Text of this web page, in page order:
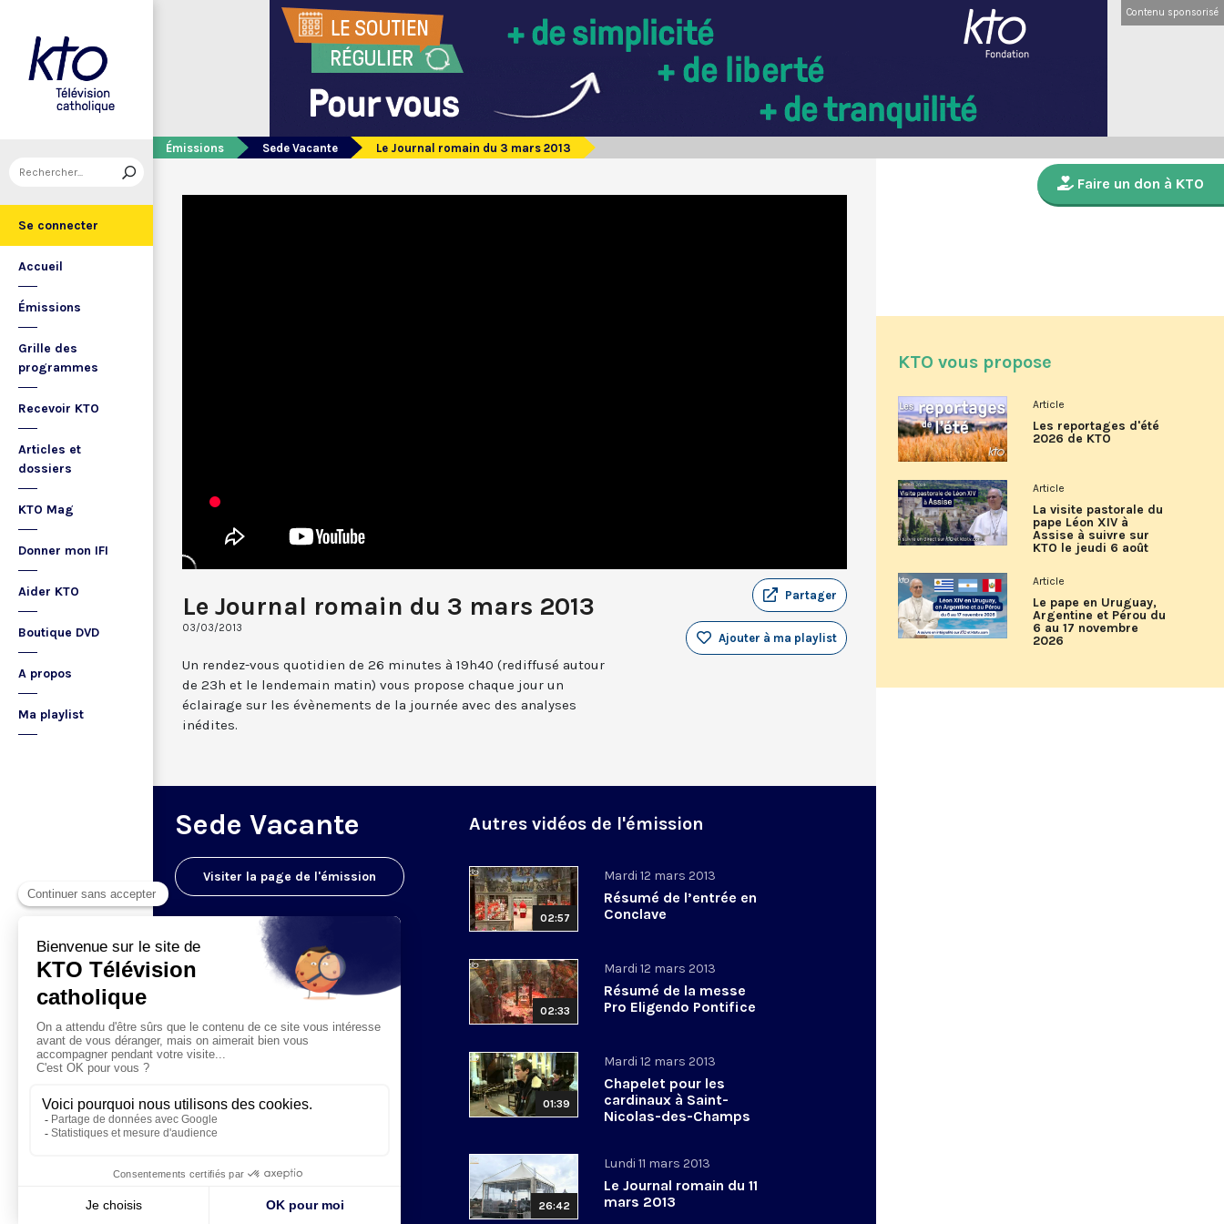
Se connecter
Accueil
Émissions
Grille des
programmes
Recevoir KTO
Articles et
dossiers
KTO Mag
Donner mon IFI
Aider KTO
Boutique DVD
A propos
Ma playlist
Contenu sponsorisé
Émissions Sede Vacante Le Journal romain du 3 mars 2013
Le Journal romain du 3 mars 2013
03/03/2013
Partager
Ajouter à ma playlist
Un rendez-vous quotidien de 26 minutes à 19h40 (rediffusé autour
de 23h et le lendemain matin) vous propose chaque jour un
éclairage sur les évènements de la journée avec des analyses
inédites.
Sede Vacante
Visiter la page de l'émission
Autres vidéos de l'émission
02:57
Mardi 12 mars 2013
Résumé de l’entrée en
Conclave
02:33
Mardi 12 mars 2013
Résumé de la messe
Pro Eligendo Pontifice
01:39
Mardi 12 mars 2013
Chapelet pour les
cardinaux à Saint-
Nicolas-des-Champs
26:42
Lundi 11 mars 2013
Le Journal romain du 11
mars 2013
Faire un don à KTO
KTO vous propose
Article
Les reportages d'été
2026 de KTO
Article
La visite pastorale du
pape Léon XIV à
Assise à suivre sur
KTO le jeudi 6 août
Article
Le pape en Uruguay,
Argentine et Pérou du
6 au 17 novembre
2026